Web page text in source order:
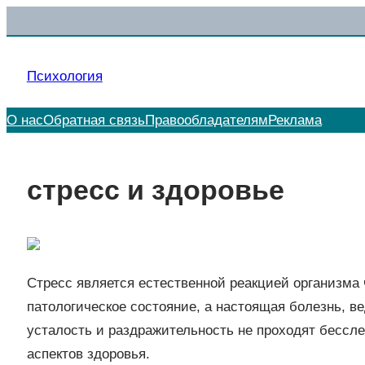
к
Психология
О насОбратная связьПравообладателям Реклама
стресс и здоровье
Стресс является естественной реакцией
патологическое состояние, а настоящая болезнь,
усталость и раздражительность не проходят
аспектов здоровья.